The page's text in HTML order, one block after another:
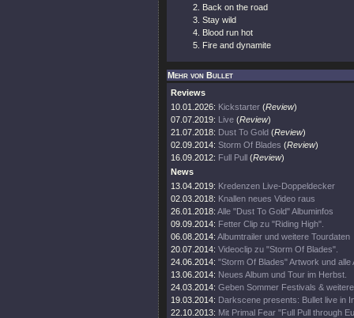
Back on the road
Stay wild
Blood run hot
Fire and dynamite
Mehr von Bullet
Reviews
10.01.2026: Kickstarter (Review)
07.07.2019: Live (Review)
21.07.2018: Dust To Gold (Review)
02.09.2014: Storm Of Blades (Review)
16.09.2012: Full Pull (Review)
News
13.04.2019: Kredenzen Live-Doppeldecker
02.03.2018: Knallen neues Video raus
26.01.2018: Alle "Dust To Gold" Albuminfos
09.09.2014: Fetter Clip zu "Riding High".
06.08.2014: Albumtrailer und weitere Tourdaten
20.07.2014: Videoclip zu "Storm Of Blades".
24.06.2014: "Storm Of Blades" Artwork und alle
13.06.2014: Neues Album und Tour im Herbst.
24.03.2014: Geben Sommer Festivals &
19.03.2014: Darkscene presents: Bullet live in
22.10.2013: Mit Primal Fear "Full Pull through